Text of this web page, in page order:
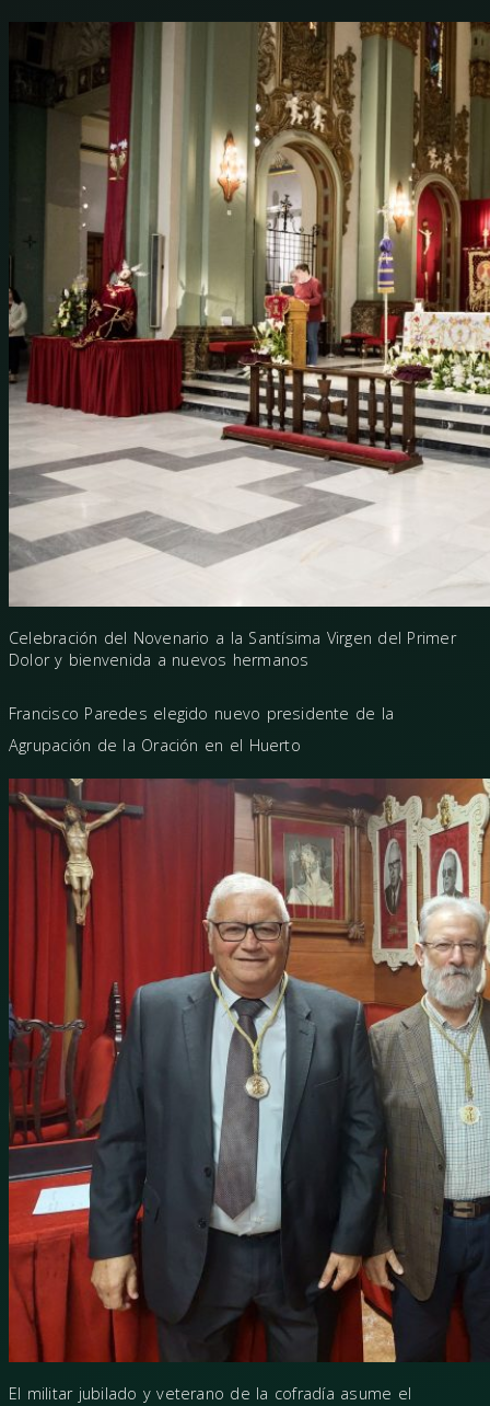
Celebración del Novenario a la Santísima Virgen del Primer
Dolor y bienvenida a nuevos hermanos
Francisco Paredes elegido nuevo presidente de la
Agrupación de la Oración en el Huerto
El militar jubilado y veterano de la cofradía asume el